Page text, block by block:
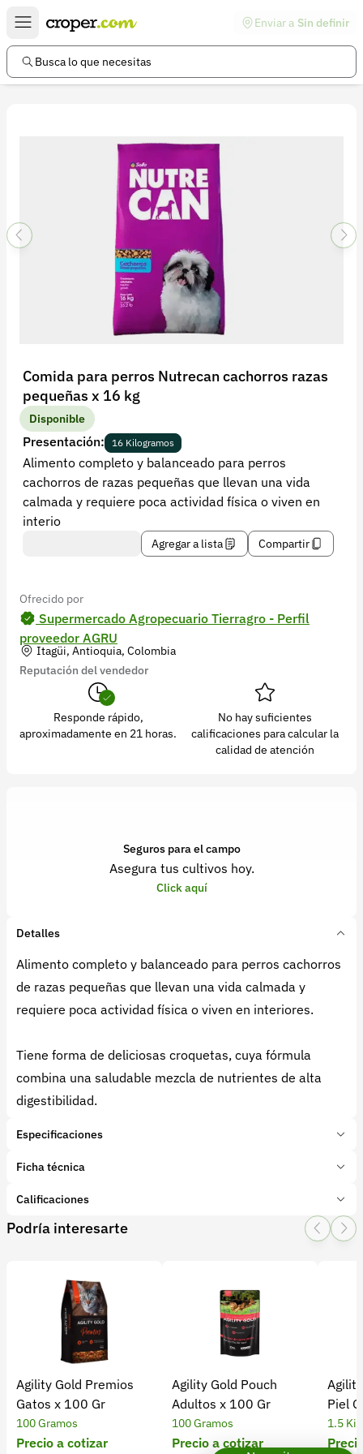
Enviar a Sin definir
Busca lo que necesitas
Comida para perros Nutrecan cachorros razas
pequeñas x 16 kg
Disponible
Presentación: 16 Kilogramos
Alimento completo y balanceado para perros
cachorros de razas pequeñas que llevan una vida
calmada y requiere poca actividad física o viven en
interio
Agregar a lista Compartir
Ofrecido por
Supermercado Agropecuario Tierragro - Perfil
proveedor AGRU
Itagüi, Antioquia, Colombia
Reputación del vendedor
Responde rápido,
aproximadamente en 21 horas.
No hay suficientes
calificaciones para calcular la
calidad de atención
Seguros para el campo
Asegura tus cultivos hoy.
Click aquí
Detalles
Alimento completo y balanceado para perros cachorros
de razas pequeñas que llevan una vida calmada y
requiere poca actividad física o viven en interiores.
Tiene forma de deliciosas croquetas, cuya fórmula
combina una saludable mezcla de nutrientes de alta
digestibilidad.
Especificaciones
Marca: Solla
Tipo de producto:
Subcategoría:Alimentos y suplementos
Ficha técnica
Calificaciones
1 Star
2 Star
3 Star4 Star
0 calificaciones
5 Estrellas
4 Estrellas
3 Estrellas
2 Estrellas
1 Estrellas
Podría interesarte
Agility Gold Premios
Gatos x 100 Gr
100 Gramos
Precio a cotizar
Agility Gold Pouch
Adultos x 100 Gr
100 Gramos
Precio a cotizar
Piel
1.5
Enlaces de interés
Preguntas frecuentes
Términos y condiciones
Política de devoluciones
Política de privacidad
Recuperar contraseña
Contacto
Soporte
+57 323 2931928
contacto@croper.com
© 2026 Croper.com Todos los derechos reservados